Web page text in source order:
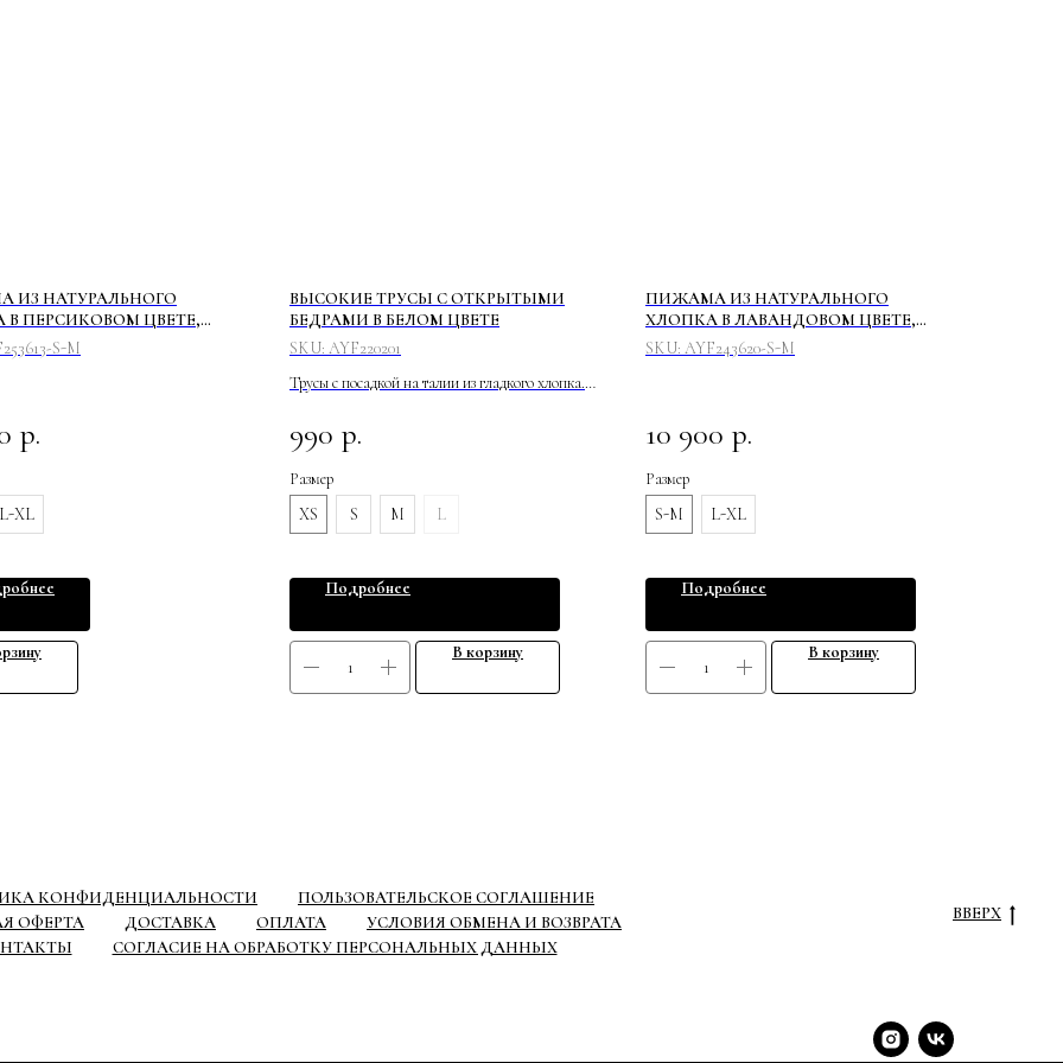
ИЗ НАТУРАЛЬНОГО
В ПЕРСИКОВОМ ЦВЕТЕ,
И БРЮКИ
S-M
р.
L-XL
ВЫСОКИЕ ТРУСЫ С ОТКРЫТЫМИ
БЕДРАМИ В БЕЛОМ ЦВЕТЕ
SKU: AYF220201
Трусы с посадкой на талии из гладкого хлопка.
ежедневной носки, обеспечивают приятные
ощущения благодаря натуральному составу
ткани.
990 р.
Размер
XS
S M L
Подробнее
В корзину
ПИЖАМА ИЗ НАТУРАЛЬНОГО
ХЛОПКА В ЛАВАНДОВОМ ЦВЕТЕ,
РУБАШКА И БРЮКИ
SKU: AYF243620-S-M
10 900 р.
Размер
S-M
L-XL
Подробнее
В корзину
КОНФИДЕНЦИАЛЬНОСТИ
ПОЛЬЗОВАТЕЛЬСКОЕ СОГЛАШЕНИЕ
ОФЕРТА
ДОСТАВКА ОПЛАТА
УСЛОВИЯ ОБМЕНА И ВОЗВРАТА
СОГЛАСИЕ НА ОБРАБОТКУ ПЕРСОНАЛЬНЫХ ДАННЫХ
ВВЕРХ